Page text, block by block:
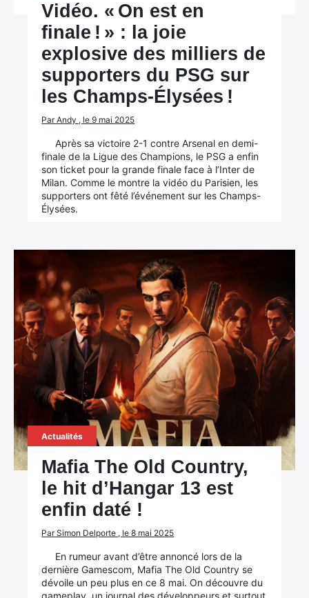
Vidéo. « On est en
finale ! » : la joie
explosive des milliers de
supporters du PSG sur
les Champs-Élysées !
Par Andy , le 9 mai 2025
Après sa victoire 2-1 contre Arsenal en demi-
finale de la Ligue des Champions, le PSG a enfin
son ticket pour la grande finale face à l’Inter de
Milan. Comme le montre la vidéo du Parisien, les
supporters ont fêté l’événement sur les Champs-
Élysées.
Actualités
Mafia The Old Country,
le hit d’Hangar 13 est
enfin daté !
Par Simon Delporte , le 8 mai 2025
En rumeur avant d’être annoncé lors de la
dernière Gamescom, Mafia The Old Country se
dévoile un peu plus en ce 8 mai. On découvre du
gameplay, un journal des développeurs et surtout